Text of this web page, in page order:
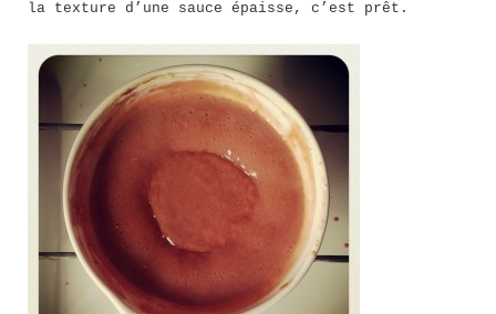
la texture d’une sauce épaisse, c’est prêt.